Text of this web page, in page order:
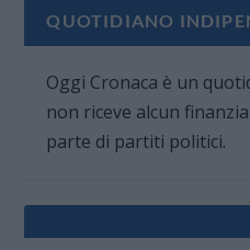
QUOTIDIANO
Oggi Cronaca è un
non riceve alcun
parte di partiti politici.